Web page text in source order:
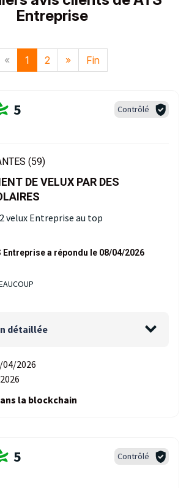
Entreprise
« 1 2 » Fin
5 Contrôlé
(59)
DE VELUX PAR DES
velux Entreprise au top
Entreprise a répondu le 08/04/2026
détaillée
04/2026
la blockchain
5 Contrôlé